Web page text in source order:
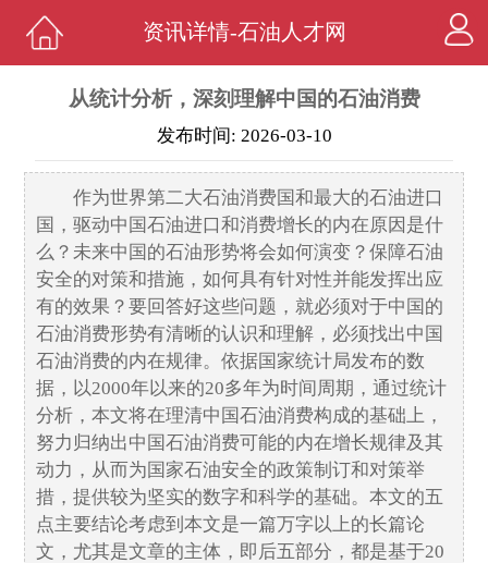
资讯详情-石油人才网
从统计分析，深刻理解中国的石油消费
发布时间: 2026-03-10
作为世界第二大石油消费国和最大的石油进口
国，驱动中国石油进口和消费增长的内在原因是什
么？未来中国的石油形势将会如何演变？保障石油
安全的对策和措施，如何具有针对性并能发挥出应
有的效果？要回答好这些问题，就必须对于中国的
石油消费形势有清晰的认识和理解，必须找出中国
石油消费的内在规律。依据国家统计局发布的数
据，以2000年以来的20多年为时间周期，通过统计
分析，本文将在理清中国石油消费构成的基础上，
努力归纳出中国石油消费可能的内在增长规律及其
动力，从而为国家石油安全的政策制订和对策举
措，提供较为坚实的数字和科学的基础。本文的五
点主要结论考虑到本文是一篇万字以上的长篇论
文，尤其是文章的主体，即后五部分，都是基于20